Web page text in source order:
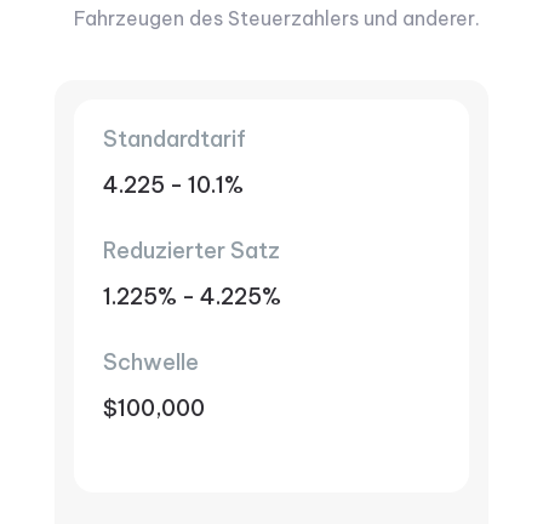
Fahrzeugen des Steuerzahlers und anderer.
Standardtarif
4.225 - 10.1%
Reduzierter Satz
1.225% - 4.225%
Schwelle
$100,000